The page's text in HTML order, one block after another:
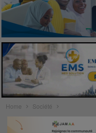
Home Société